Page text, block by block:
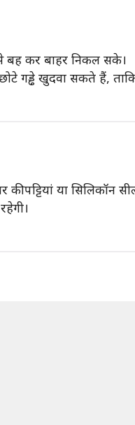
बह कर बाहर निकल सके।
गड्ढे खुदवा सकते हैं, ताकि
पट्टियां या सिलिकॉन